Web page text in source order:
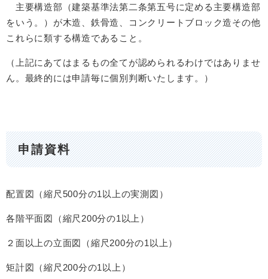
主要構造部（建築基準法第二条第五号に定める主要構造部
をいう。）が木造、鉄骨造、コンクリートブロック造その他
これらに類する構造であること。
（上記にあてはまるもの全てが認められるわけではありませ
ん。最終的には申請毎に個別判断いたします。）
申請資料
配置図（縮尺500分の1以上の実測図）
各階平面図（縮尺200分の1以上）
２面以上の立面図（縮尺200分の1以上）
矩計図（縮尺200分の1以上）